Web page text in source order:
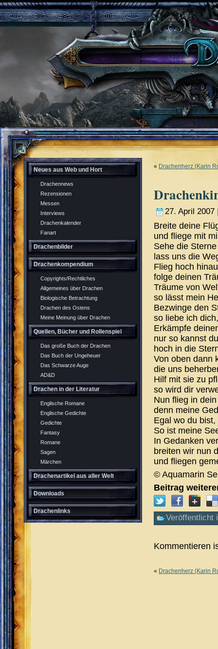
Neues aus Web und Hort
Drachennews
Rezensionen
Messen
Interviews
Drachenkalender
Fanart
Drachenbilder
Drachenkompendium
Copyrights/Rechtliches
Allgemeines über Drachen
Biologische Betrachtung
Drachen des Ostens
Meine Meinung über Drachen
Quellen, Bücher und Rollenspiel
Das große Buch der Drachen
Das Buch der Ungeheuer
Das Schwarze Auge
AD&D
Drachen in der Literatur
Englische Romane
Englische Gedichte
Gedichte
Fantasy
Romane
Sagen
Märchen
Drachenartikel aus aller Welt
Downloads
Drachenlinks
« Drachenherz (Karin
27. April
Breite deine
und fliege mit
Sehe die
lass uns die
Flieg hoch
folge deinen
Träume von
so lässt mein
Bezwinge den
so liebe ich
Erkämpfe
nur so kannst
hoch in die
Von oben dann
die uns
Hilf mit sie zu
so wird dir
Nun flieg in
denn meine
Egal wo du
So ist meine
In Gedanken
breiten wir nun
und fliegen
© Aquamarin
Beitrag
Veröffentlicht
Kommentieren
« Drachenherz (Karin